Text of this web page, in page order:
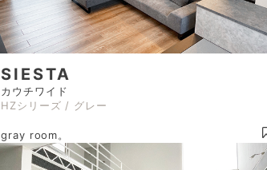
SIESTA
カウチワイド
HZシリーズ / グレー
gray room。